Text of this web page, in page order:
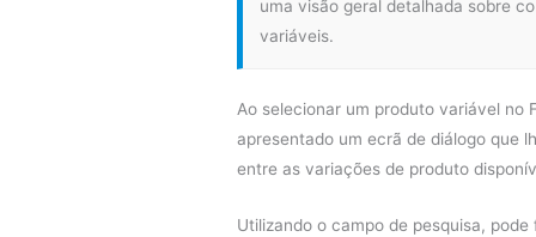
uma visão geral detalhada sobre
variáveis.
Ao selecionar um produto variável no
apresentado um ecrã de diálogo que
entre as variações de produto
Utilizando o campo de pesquisa,